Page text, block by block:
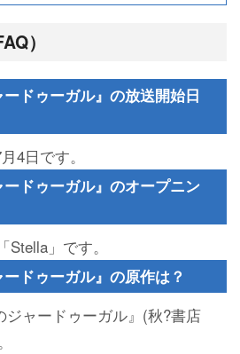
）
ドゥーガル』の放送開始日
4日です。
ドゥーガル』のオープニン
」です。
ドゥーガル』の原作は？
ジャードゥーガル』(秋?書店